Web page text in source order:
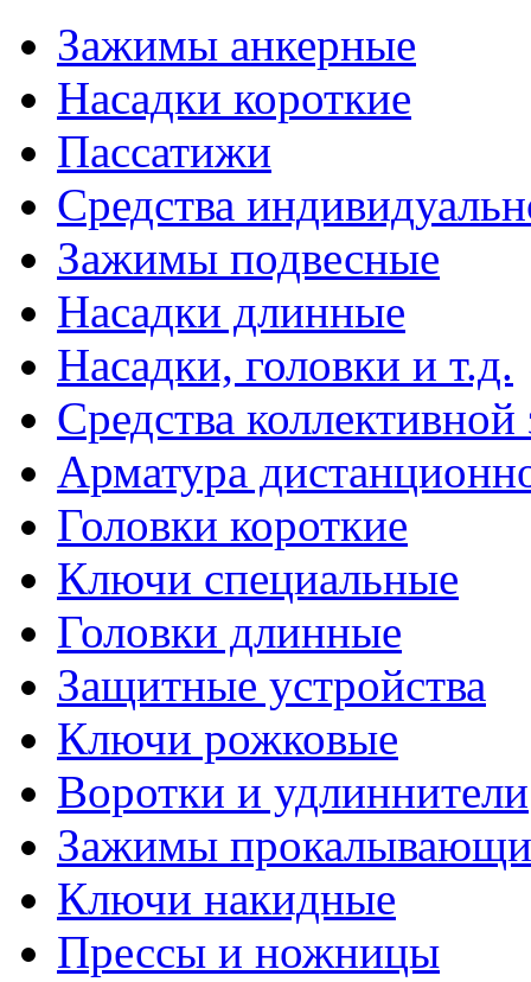
Зажимы анкерные
Насадки короткие
Пассатижи
Средства
Зажимы подвесные
Насадки длинные
Насадки, головки и т.д.
Средства
Арматура
Головки короткие
Ключи специальные
Головки длинные
Защитные устройства
Ключи рожковые
Воротки и удлиннители
Зажимы
Ключи накидные
Прессы и ножницы